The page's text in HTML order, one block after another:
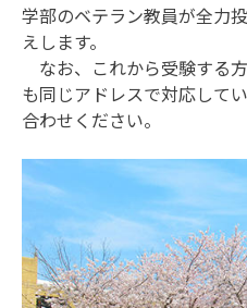
学部のベテラン教員が全力
えします。
なお、これから受験する
も同じアドレスで対応して
合わせください。